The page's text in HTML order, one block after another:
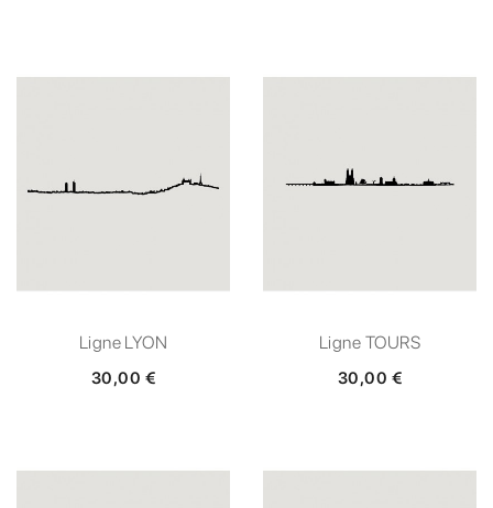
Ligne LYON
30,00 €
Ligne TOURS
30,00 €